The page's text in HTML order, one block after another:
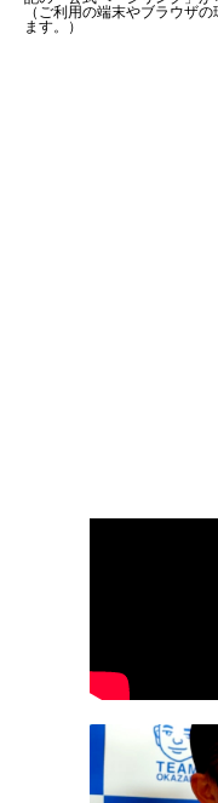
（ご利用の端末やブラウザ
ます。）